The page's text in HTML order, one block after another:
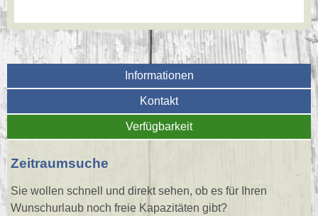
Informationen
Kontakt
Verfügbarkeit
Zeitraumsuche
Sie wollen schnell und direkt sehen, ob es für Ihren
Wunschurlaub noch freie Kapazitäten gibt?